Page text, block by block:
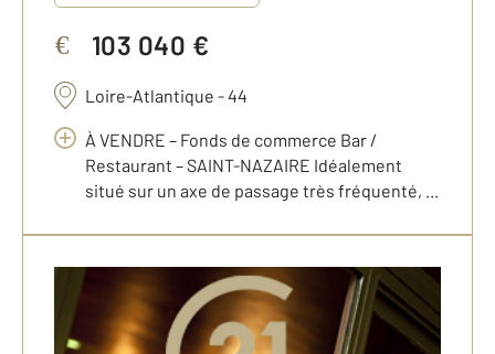
€ 103 040 €
Loire-Atlantique - 44
À VENDRE – Fonds de commerce Bar /
Restaurant – SAINT-NAZAIRE Idéalement
situé sur un axe de passage très fréquenté, ...